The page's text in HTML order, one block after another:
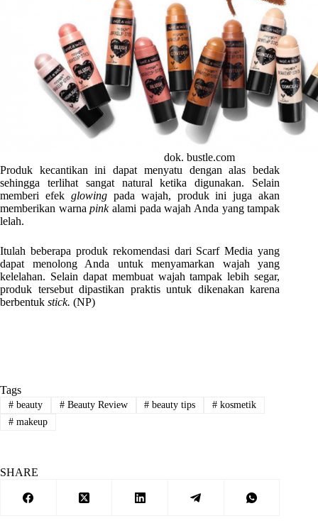
dok. bustle.com
Produk kecantikan ini dapat menyatu dengan alas bedak
sehingga terlihat sangat natural ketika digunakan. Selain
memberi efek glowing pada wajah, produk ini juga akan
memberikan warnapink alami pada wajah Anda yang tampak
lelah.
Itulah beberapa produk rekomendasi dari Scarf Media yang
dapat menolong Anda untuk menyamarkan wajah yang
kelelahan. Selain dapat membuat wajah tampak lebih segar,
produk tersebut dipastikan praktis untuk dikenakan karena
berbentuk stick. (NP)
Tags
#beauty #Beauty Review # beauty tips # kosmetik
#makeup
SHARE